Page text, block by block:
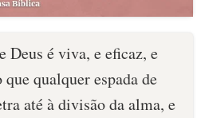
Deus é viva, e eficaz, e
qualquer espada de
até à divisão da alma, e